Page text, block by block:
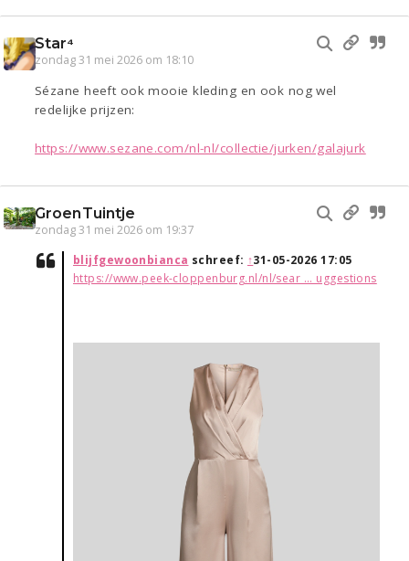
Star⁴
zondag 31 mei 2026 om 18:10
Sézane heeft ook mooie kleding en ook nog wel
redelijke prijzen:
https://www.sezane.com/nl-nl/collectie/jurken/galajurk
GroenTuintje
zondag 31 mei 2026 om 19:37
blijfgewoonbianca schreef: ↑31-05-2026 17:05
https://www.peek-cloppenburg.nl/nl/sear ... uggestions